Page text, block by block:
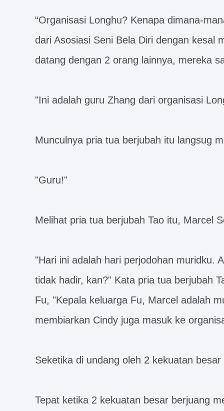
“Organisasi Longhu? Kenapa dimana-
dari Asosiasi Seni Bela Diri dengan kesal
datang dengan 2 orang lainnya, mereka
"Ini adalah guru Zhang dari organisasi
Munculnya pria tua berjubah itu langsug
"Guru!"
Melihat pria tua berjubah Tao itu, Marcel
"Hari ini adalah hari perjodohan muridku.
tidak hadir, kan?" Kata pria tua berjubah
Fu, "Kepala keluarga Fu, Marcel adalah
membiarkan Cindy juga masuk ke
Seketika di undang oleh 2 kekuatan
Tepat ketika 2 kekuatan besar berjuang